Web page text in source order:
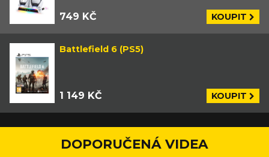
749 KČ KOUPIT
Battlefield 6 (PS5)
1 149 KČ KOUPIT
DOPORUČENÁ VIDEA